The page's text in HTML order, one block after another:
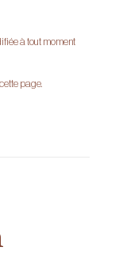
à tout moment
page.